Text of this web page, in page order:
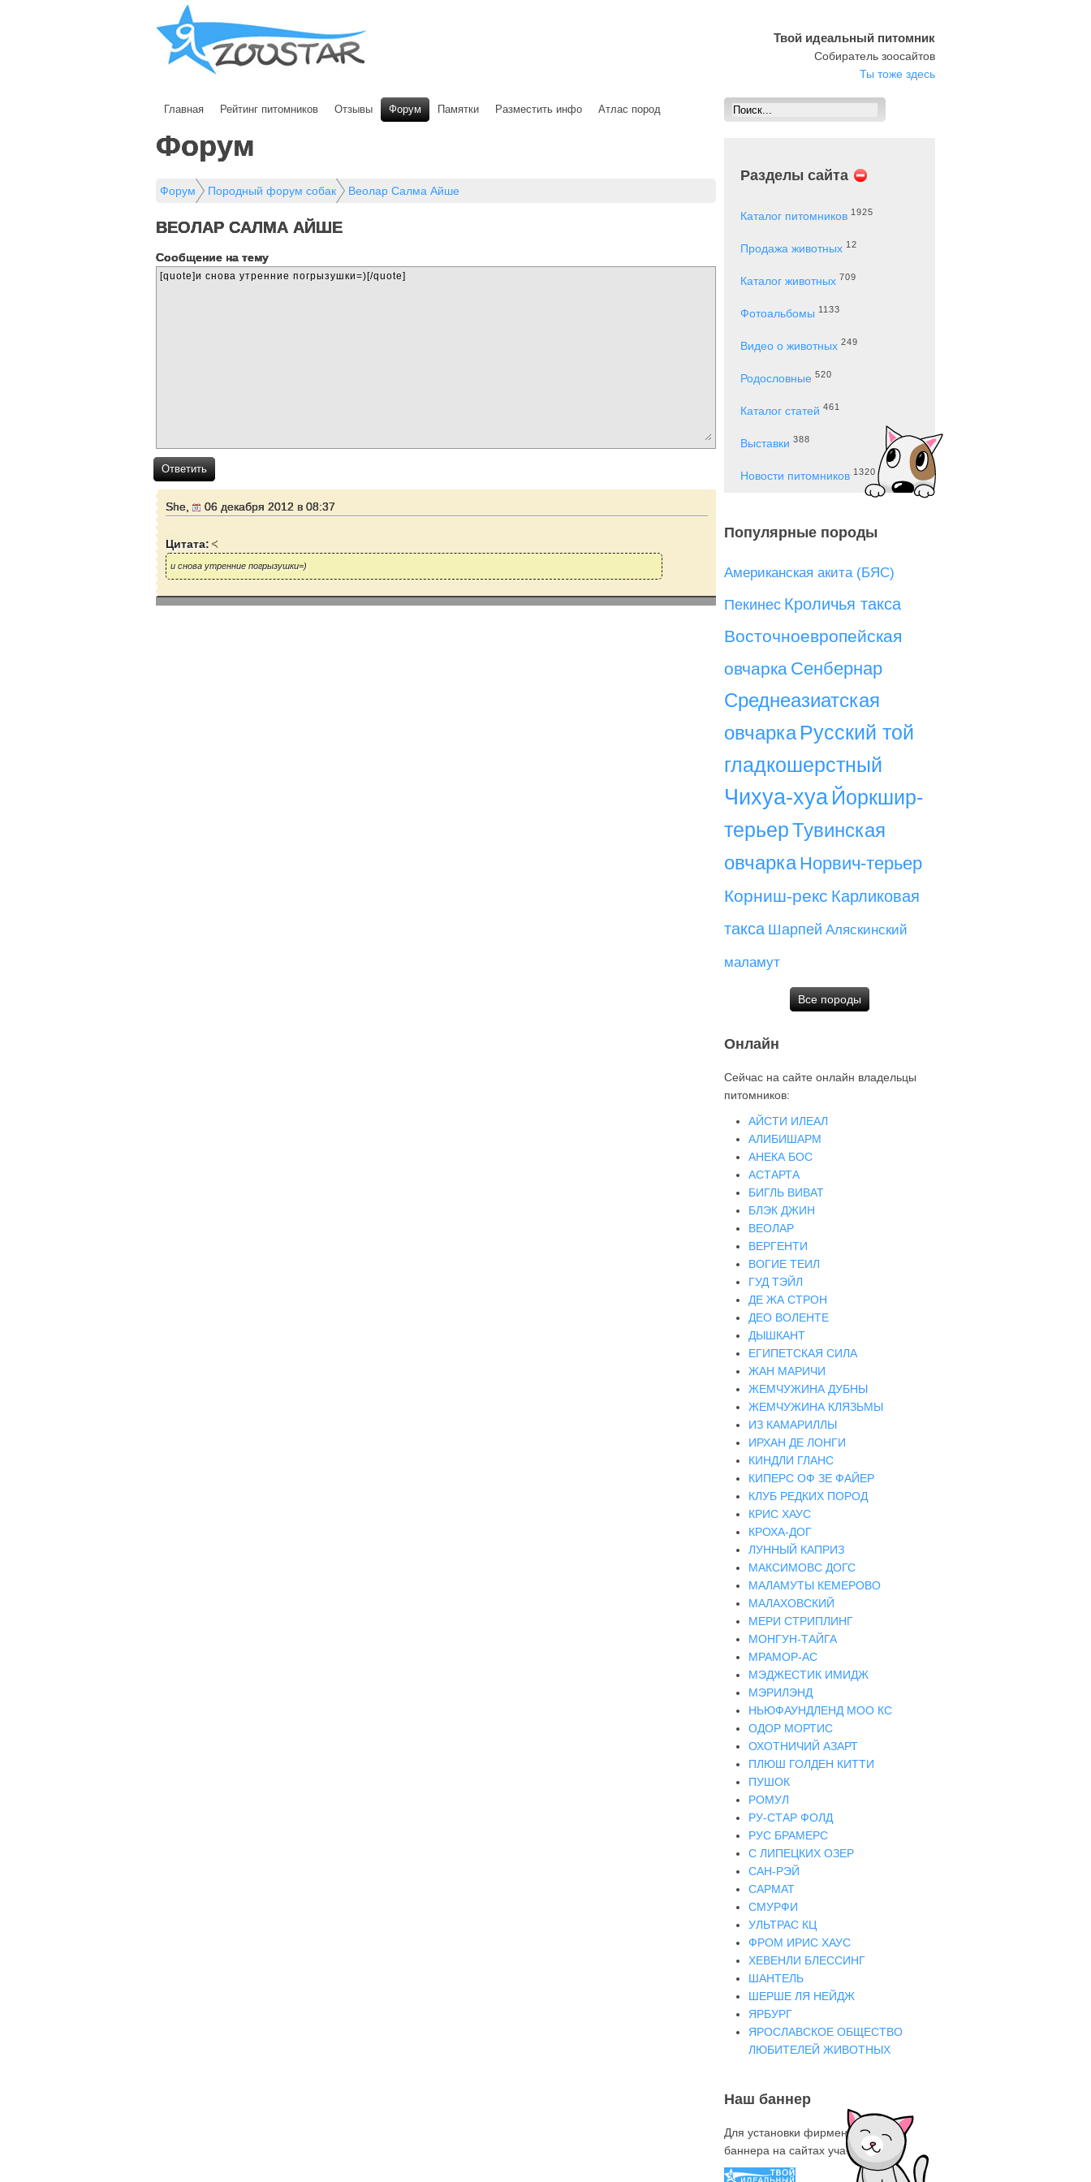
Твой идеальный питомник
Собиратель зоосайтов
Ты тоже здесь
Главная Рейтинг питомников Отзывы Форум Памятки Разместить инфо Атлас пород
Форум
Форум Породный форум собак Веолар Салма Айше
ВЕОЛАР САЛМА АЙШЕ
Cообщение на тему
Ответить
She, 06 декабря 2012 в 08:37
Цитата:
и снова утренние погрызушки=)
Разделы сайта
Каталог питомников 1925
Продажа животных 12
Каталог животных 709
Фотоальбомы 1133
Видео о животных 249
Родословные 520
Каталог статей 461
Выставки 388
Новости питомников 1320
Популярные породы
Американская акита (БЯС)
Пекинес Кроличья такса
Восточноевропейская
овчарка Сенбернар
Среднеазиатская
овчарка Русский той
гладкошерстный
Чихуа-хуа Йоркшир-
терьерТувинская
овчарка Норвич-терьер
Корниш-рекс Карликовая
такса Шарпей Аляскинский
маламут
Все породы
Онлайн
Сейчас на сайте онлайн владельцы
питомников:
АЙСТИ ИЛЕАЛ
АЛИБИШАРМ
АНЕКА БОС
АСТАРТА
БИГЛЬ ВИВАТ
БЛЭК ДЖИН
ВЕОЛАР
ВЕРГЕНТИ
ВОГИЕ ТЕИЛ
ГУД ТЭЙЛ
ДЕ ЖА СТРОН
ДЕО ВОЛЕНТЕ
ДЫШКАНТ
ЕГИПЕТСКАЯ СИЛА
ЖАН МАРИЧИ
ЖЕМЧУЖИНА ДУБНЫ
ЖЕМЧУЖИНА КЛЯЗЬМЫ
ИЗ КАМАРИЛЛЫ
ИРХАН ДЕ ЛОНГИ
КИНДЛИ ГЛАНС
КИПЕРС ОФ ЗЕ ФАЙЕР
КЛУБ РЕДКИХ ПОРОД
КРИС ХАУС
КРОХА-ДОГ
ЛУННЫЙ КАПРИЗ
МАКСИМОВС ДОГС
МАЛАМУТЫ КЕМЕРОВО
МАЛАХОВСКИЙ
МЕРИ СТРИПЛИНГ
МОНГУН-ТАЙГА
МРАМОР-АС
МЭДЖЕСТИК ИМИДЖ
МЭРИЛЭНД
НЬЮФАУНДЛЕНД МОО КС
ОДОР МОРТИС
ОХОТНИЧИЙ АЗАРТ
ПЛЮШ ГОЛДЕН КИТТИ
ПУШОК
РОМУЛ
РУ-СТАР ФОЛД
РУС БРАМЕРС
С ЛИПЕЦКИХ ОЗЕР
САН-РЭЙ
САРМАТ
СМУРФИ
УЛЬТРАС КЦ
ФРОМ ИРИС ХАУС
ХЕВЕНЛИ БЛЕССИНГ
ШАНТЕЛЬ
ШЕРШЕ ЛЯ НЕЙДЖ
ЯРБУРГ
ЯРОСЛАВСКОЕ ОБЩЕСТВО
ЛЮБИТЕЛЕЙ ЖИВОТНЫХ
Наш баннер
Для установки фирменного знака-
баннера на сайтах участниках